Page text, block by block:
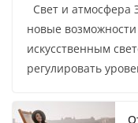
Свет и атмосфера
новые
искусственным
регулировать